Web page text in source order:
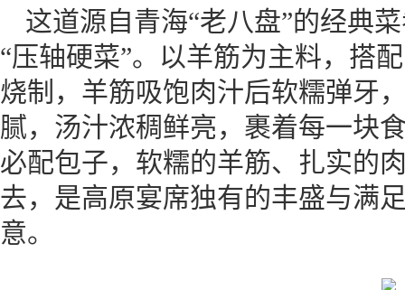
这道源自青海“老八盘”的经典
“压轴硬菜”。以羊筋为主料，搭
烧制，羊筋吸饱肉汁后软糯弹牙
腻，汤汁浓稠鲜亮，裹着每一块
必配包子，软糯的羊筋、扎实的
去，是高原宴席独有的丰盛与满
意。